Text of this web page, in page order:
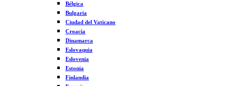
Bélgica
Bulgaria
Ciudad del Vaticano
Croacia
Dinamarca
Eslovaquia
Eslovenia
Estonia
Finlandia